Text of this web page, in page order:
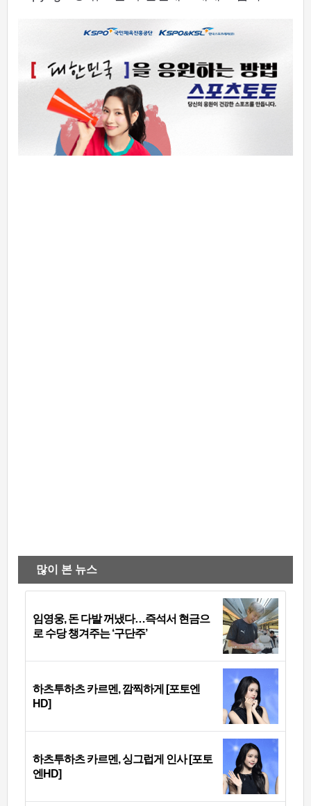
많이 본 뉴스
임영웅, 돈 다발 꺼냈다…즉석서 현금으
로 수당 챙겨주는 ‘구단주’
하츠투하츠 카르멘, 깜찍하게 [포토엔
HD]
하츠투하츠 카르멘, 싱그럽게 인사 [포토
엔HD]